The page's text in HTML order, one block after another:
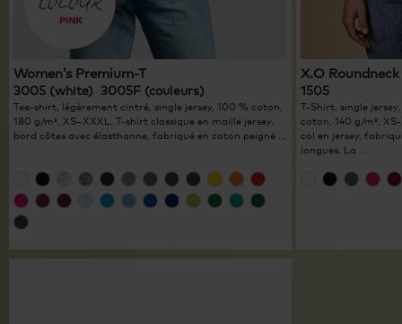
Women’s Premium-T
3005 (white) 3005F (couleurs)
Tee-shirt, légèrement cintré, single jersey, 100 % coton,
180 g/m², XS–XXXL. T-shirt classique en maille jersey,
bord côtes avec élasthanne, fabriqué en coton peigné ...
X.O
1505
T-Shirt, single
coton, 140 g/m²,
col en jersey,
longues. La ...